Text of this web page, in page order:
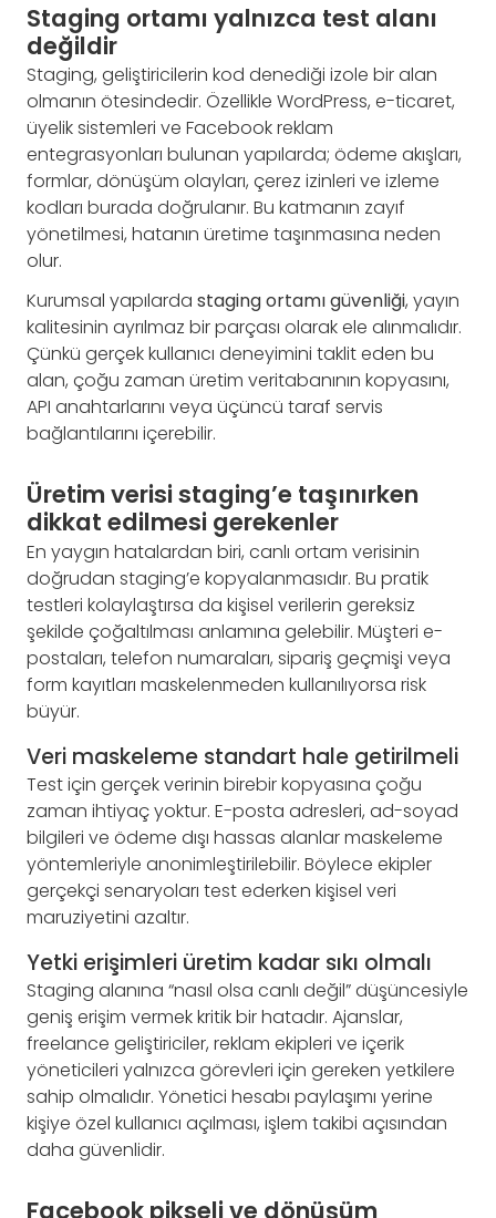
Staging ortamı yalnızca test alanı
değildir
Staging, geliştiricilerin kod denediği izole bir alan
olmanın ötesindedir. Özellikle WordPress, e-ticaret,
üyelik sistemleri ve Facebook reklam
entegrasyonları bulunan yapılarda; ödeme akışları,
formlar, dönüşüm olayları, çerez izinleri ve izleme
kodları burada doğrulanır. Bu katmanın zayıf
yönetilmesi, hatanın üretime taşınmasına neden
olur.
Kurumsal yapılarda staging ortamı güvenliği, yayın
kalitesinin ayrılmaz bir parçası olarak ele alınmalıdır.
Çünkü gerçek kullanıcı deneyimini taklit eden bu
alan, çoğu zaman üretim veritabanının kopyasını,
API anahtarlarını veya üçüncü taraf servis
bağlantılarını içerebilir.
Üretim verisi staging’e taşınırken
dikkat edilmesi gerekenler
En yaygın hatalardan biri, canlı ortam verisinin
doğrudan staging’e kopyalanmasıdır. Bu pratik
testleri kolaylaştırsa da kişisel verilerin gereksiz
şekilde çoğaltılması anlamına gelebilir. Müşteri e-
postaları, telefon numaraları, sipariş geçmişi veya
form kayıtları maskelenmeden kullanılıyorsa risk
büyür.
Veri maskeleme standart hale getirilmeli
Test için gerçek verinin birebir kopyasına çoğu
zaman ihtiyaç yoktur. E-posta adresleri, ad-soyad
bilgileri ve ödeme dışı hassas alanlar maskeleme
yöntemleriyle anonimleştirilebilir. Böylece ekipler
gerçekçi senaryoları test ederken kişisel veri
maruziyetini azaltır.
Yetki erişimleri üretim kadar sıkı olmalı
Staging alanına “nasıl olsa canlı değil” düşüncesiyle
geniş erişim vermek kritik bir hatadır. Ajanslar,
freelance geliştiriciler, reklam ekipleri ve içerik
yöneticileri yalnızca görevleri için gereken yetkilere
sahip olmalıdır. Yönetici hesabı paylaşımı yerine
kişiye özel kullanıcı açılması, işlem takibi açısından
daha güvenlidir.
Facebook pikseli ve dönüşüm